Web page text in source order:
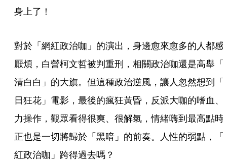
身上了！
對於「網紅政治咖」的演出，身邊愈來愈多的人都感
厭煩，白營柯文哲被判重刑，相關政治咖還是高舉「
清白白」的大旗。但這種政治逆風，讓人忽然想到「
日狂花」電影，最後的瘋狂黃昏，反派大咖的嗜血、
力操作，觀眾看得很爽、很解氣，情緒嗨到最高點時
正也是一切將歸於「黑暗」的前奏。人性的弱點，「
紅政治咖」跨得過去嗎？